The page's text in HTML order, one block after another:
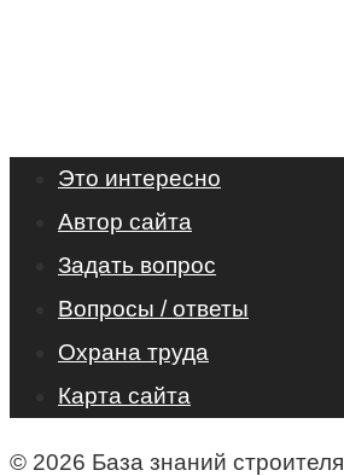
Это интересно
Автор сайта
Задать вопрос
Вопросы / ответы
Охрана труда
Карта сайта
© 2026 База знаний строителя